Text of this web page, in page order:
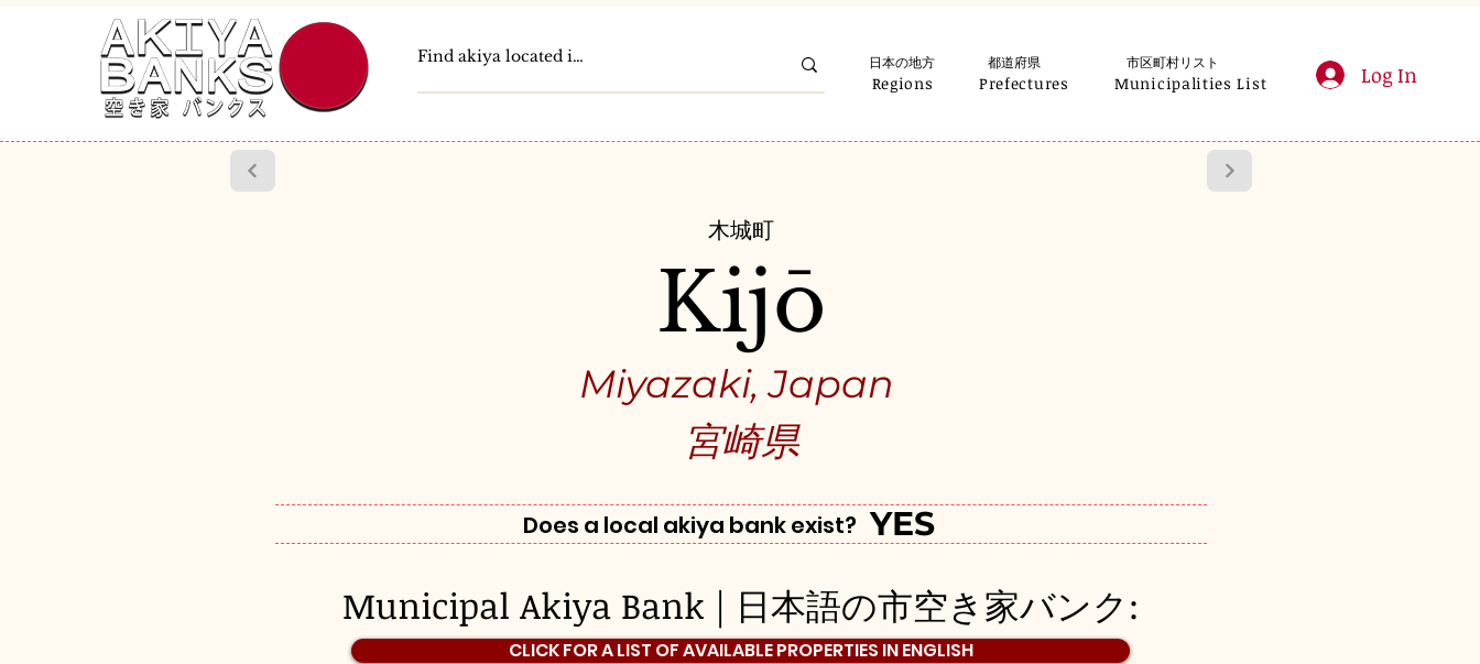
Regions Prefectures Municipalities List Log In
日本の地方 都道府県 市区町村リスト
木城町
CLICK FOR A LIST OF AVAILABLE PROPERTIES IN ENGLISH
Miyazaki, Japan
Municipal Akiya Bank | 日本語の市空き家バンク:
Kijō
Does a local akiya bank exist?
宮崎県
YES